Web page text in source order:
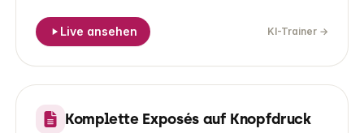
Live ansehen KI-Trainer →
LIVE-DEMO
Komplette Exposés auf Knopfdruck